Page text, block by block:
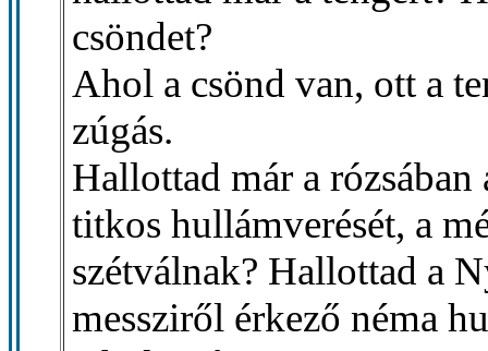
csöndet?
Ahol a csönd van, ott a
zúgás.
Hallottad már a rózsában
titkos hullámverését, a
szétválnak? Hallottad a
messziről érkező néma